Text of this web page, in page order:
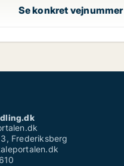
Se konkret vejnummer
Frederiksberg